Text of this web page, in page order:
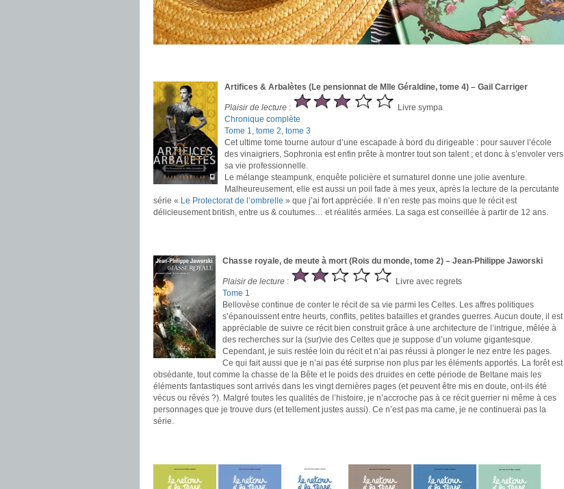
Artifices & Arbalètes (Le pensionnat de Mlle Géraldine, tome 4) – Gail Carriger
Plaisir de lecture :
Livre sympa
Chronique complète
Tome 1, tome 2, tome 3
Cet ultime tome tourne autour d’une escapade à bord du dirigeable : pour sauver l’école
des vinaigriers, Sophronia est enfin prête à montrer tout son talent ; et donc à s’envoler vers
sa vie professionnelle.
Le mélange steampunk, enquête policière et surnaturel donne une jolie aventure.
Malheureusement, elle est aussi un poil fade à mes yeux, après la lecture de la percutante
série « Le Protectorat de l’ombrelle » que j’ai fort appréciée. Il n’en reste pas moins que le récit est
délicieusement british, entre us & coutumes… et réalités armées. La saga est conseillée à partir de 12 ans.
Chasse royale, de meute à mort (Rois du monde, tome 2) – Jean-Philippe Jaworski
Plaisir de lecture :
Livre avec regrets
Tome 1
Bellovèse continue de conter le récit de sa vie parmi les Celtes. Les affres politiques
s’épanouissent entre heurts, conflits, petites batailles et grandes guerres. Aucun doute, il est
appréciable de suivre ce récit bien construit grâce à une architecture de l’intrigue, mêlée à
des recherches sur la (sur)vie des Celtes que je suppose d’un volume gigantesque.
Cependant, je suis restée loin du récit et n’ai pas réussi à plonger le nez entre les pages.
Ce qui fait aussi que je n’ai pas été surprise non plus par les éléments apportés. La forêt est
obsédante, tout comme la chasse de la Bête et le poids des druides en cette période de Beltane mais les
éléments fantastiques sont arrivés dans les vingt dernières pages (et peuvent être mis en doute, ont-ils été
vécus ou rêvés ?). Malgré toutes les qualités de l’histoire, je n’accroche pas à ce récit guerrier ni même à ces
personnages que je trouve durs (et tellement justes aussi). Ce n’est pas ma came, je ne continuerai pas la
série.